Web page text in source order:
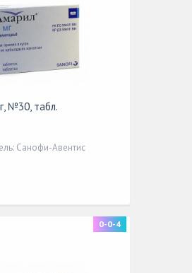
№30, табл.
Санофи-Авентис
0-0-4